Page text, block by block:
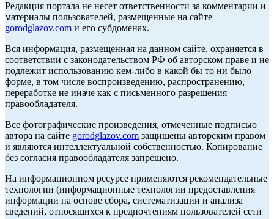
Редакция портала не несет ответственности за комментарии и
материалы пользователей, размещенные на сайте
gorodglazov.com и его субдоменах.
Вся информация, размещенная на данном сайте, охраняется в
соответствии с законодательством РФ об авторском праве и не
подлежит использованию кем-либо в какой бы то ни было
форме, в том числе воспроизведению, распространению,
переработке не иначе как с письменного разрешения
правообладателя.
Все фотографические произведения, отмеченные подписью
автора на сайте gorodglazov.com защищены авторским правом
и являются интеллектуальной собственностью. Копирование
без согласия правообладателя запрещено.
На информационном ресурсе применяются рекомендательные
технологии (информационные технологии предоставления
информации на основе сбора, систематизации и анализа
сведений, относящихся к предпочтениям пользователей сети